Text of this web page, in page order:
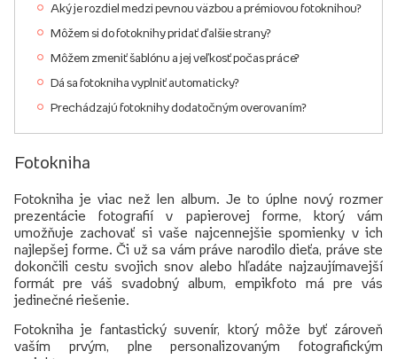
Aký je rozdiel medzi pevnou väzbou a prémiovou fotoknihou?
Môžem si do fotoknihy pridať ďalšie strany?
Môžem zmeniť šablónu a jej veľkosť počas práce?
Dá sa fotokniha vyplniť automaticky?
Prechádzajú fotoknihy dodatočným overovaním?
Fotokniha
Fotokniha je viac než len album. Je to úplne nový rozmer
prezentácie fotografií v papierovej forme, ktorý vám
umožňuje zachovať si vaše najcennejšie spomienky v ich
najlepšej forme. Či už sa vám práve narodilo dieťa, práve ste
dokončili cestu svojich snov alebo hľadáte najzaujímavejší
formát pre váš svadobný album, empikfoto má pre vás
jedinečné riešenie.
Fotokniha je fantastický suvenír, ktorý môže byť zároveň
vaším prvým, plne personalizovaným fotografickým